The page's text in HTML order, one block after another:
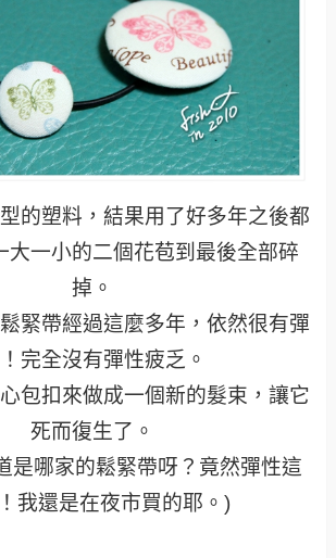
的塑料，結果用了好多年之後都
大一小的二個花苞到最後全部碎
掉。
緊帶經過這麼多年，依然很有彈
完全沒有彈性疲乏。
包扣來做成一個新的髮束，讓它
死而復生了。
是哪家的鬆緊帶呀？竟然彈性這
我還是在夜市買的耶。)